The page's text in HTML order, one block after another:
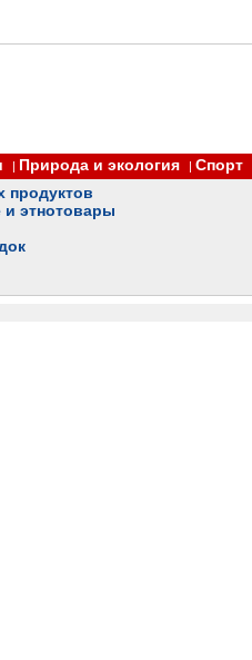
| Природа и экология | Спорт
продуктов
и этнотовары